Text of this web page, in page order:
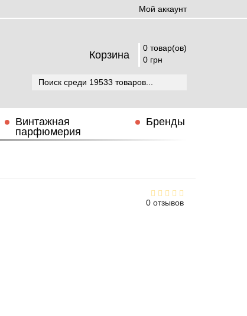
Мой аккаунт
Корзина
0 товар(ов)
0 грн
Винтажная
парфюмерия
Бренды
0 отзывов